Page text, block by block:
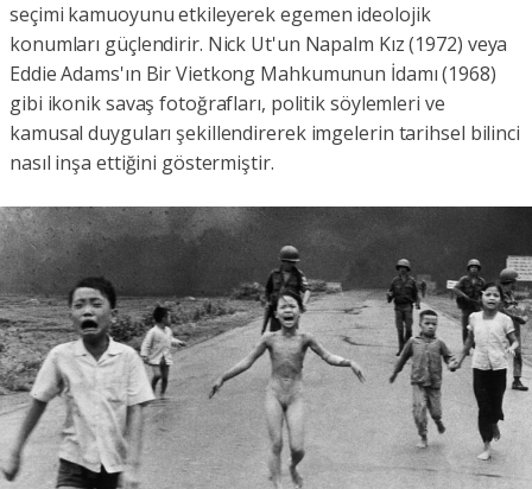
seçimi kamuoyunu etkileyerek egemen ideolojik
konumları güçlendirir. Nick Ut'un Napalm Kız (1972) veya
Eddie Adams'ın Bir Vietkong Mahkumunun İdamı (1968)
gibi ikonik savaş fotoğrafları, politik söylemleri ve
kamusal duyguları şekillendirerek imgelerin tarihsel bilinci
nasıl inşa ettiğini göstermiştir.